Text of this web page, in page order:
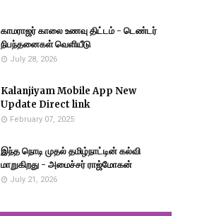
காமராஜர் காலை உணவு திட்டம் - டெண்டர்
நிபந்தனைகள் வெளியீடு
July 28, 2026
Kalanjiyam Mobile App New
Update Direct link
February 07, 2025
இந்த நொடி முதல் தமிழ்நாட்டின் கல்வி
மாறுகிறது - அமைச்சர் ராஜ்மோகன்
July 21, 2026